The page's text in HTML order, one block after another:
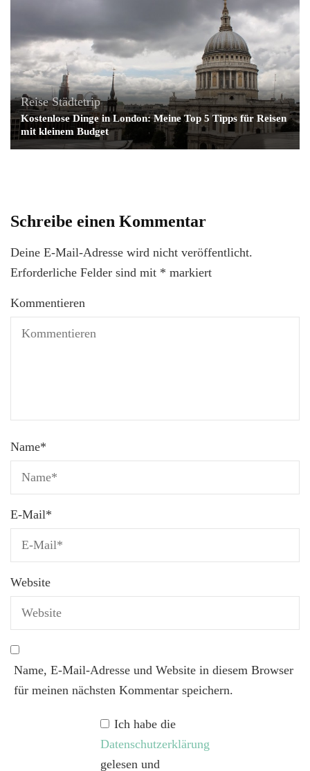
Reise Städtetrip
Kostenlose Dinge in London: Meine Top 5 Tipps für Reisen
mit kleinem Budget
Schreibe einen Kommentar
Deine E-Mail-Adresse wird nicht veröffentlicht.
Erforderliche Felder sind mit * markiert
Kommentieren
Name*
E-Mail*
Website
Name, E-Mail-Adresse und Website in diesem Browser
für meinen nächsten Kommentar speichern.
Ich habe die
Datenschutzerklärung
gelesen und